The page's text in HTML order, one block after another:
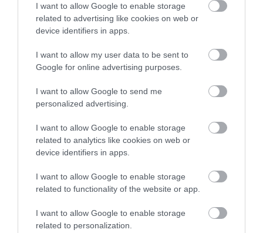
I want to allow Google to enable storage
related to advertising like cookies on web or
device identifiers in apps.
I want to allow my user data to be sent to
Google for online advertising purposes.
I want to allow Google to send me
personalized advertising.
I want to allow Google to enable storage
related to analytics like cookies on web or
device identifiers in apps.
I want to allow Google to enable storage
related to functionality of the website or app.
I want to allow Google to enable storage
related to personalization.
Bár Drahi nevét ma elsősorban a műkincspiacon
emlegetik, vagyonát a távközlési szektorban
tőzsdén jegyzett Alticefelvásárlások sorával épült
fel, és egy ideig a brit BT csoport 24,5 százalékát is
birtokolta, mielőtt azt 2023-ban eladta az indiai
Bharti Enterpriseskonglomerátumnak.
Még több érdekesség!
160 millióért kelt el egy aukción az eddig
A Sotheby’s jelenlegi helyzete jól mutatja: a
globális műkincspiac válsága a legnagyobb
szereplőket sem kíméli, és ez akár a